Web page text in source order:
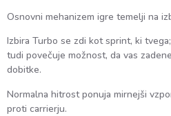
Osnovni mehanizem igre temelji na
Izbira Turbo se zdi kot sprint, ki
tudi povečuje možnost, da vas
dobitke.
Normalna hitrost ponuja mirnejši
proti carrierju.